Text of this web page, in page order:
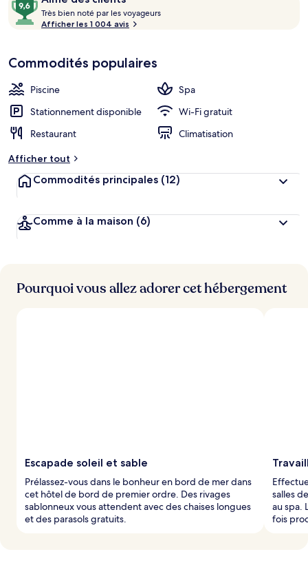
sur
10,
clients
Très bien noté par les voyageurs
i
e
n
n
é
v
Afficher les 1 004 avis
Commodités populaires
Piscine
Spa
Stationnement disponible
Wi-Fi gratuit
Restaurant
Climatisation
Afficher tout
Commodités principales (12)
Comme à la maison (6)
Pourquoi vous allez adorer cet hébergement
Escapade soleil et sable
Prélassez-vous dans le bonheur en bord de mer dans
cet hôtel de bord de premier ordre. Des rivages
sablonneux vous attendent avec des chaises longues
et des parasols gratuits.
salles
au spa.
fois